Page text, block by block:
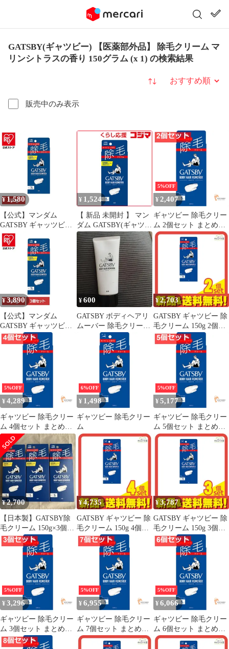
GATSBY(ギャツビー) 【医薬部外品】 除毛クリーム マ
リンシトラスの香り 150グラム (x 1) の検索結果
販売中のみ表示
並び替え
¥1,580
【公式】マンダム
GATSBY ギャッツビー
簡単 早い 除毛 クリー
ム ギャツビー 除毛クリ
ーム 150g ギャツビー
¥ 1,524
【 新品 未開封 】 マン
ダム GATSBY(ギャツビ
ー)除毛クリーム 150g
(医薬部外品) 未使用 送
料無料
5%OFF
¥ 2,407
ギャツビー 除毛クリー
ム 2個セット まとめ売
り
¥3,890
【公式】マンダム
GATSBY ギャッツビー
簡単 早い 除毛 クリー
ム 【3個】ギャツビー
除毛クリーム 150g ギャ
¥600
GATSBY ボディヘアリ
ムーバー 除毛クリーム
¥2,703
GATSBY ギャツビー 除
毛クリーム 150g 2個セ
ット まとめ売り
5%OFF
¥ 4,289
ギャツビー 除毛クリー
ム 4個セット まとめ売
り
6%OFF
¥ 1,498
ギャツビー 除毛クリー
ム
5%OFF
¥ 5,177
ギャツビー 除毛クリー
ム 5個セット まとめ売
り
¥2,700
【日本製】GATSBY除
毛クリーム 150g×3個セ
ット まとめ売り
¥4,735
GATSBY ギャツビー 除
毛クリーム 150g 4個セ
ット まとめ売り
¥3,787
GATSBY ギャツビー 除
毛クリーム 150g 3個セ
ット まとめ売り
5%OFF
¥ 3,296
ギャツビー 除毛クリー
ム 3個セット まとめ売
り
5%OFF
¥ 6,955
ギャツビー 除毛クリー
ム 7個セット まとめ売
り
5%OFF
¥ 6,066
ギャツビー 除毛クリー
ム 6個セット まとめ売
り